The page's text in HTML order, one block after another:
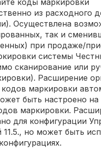
из расходного
Осуществлена
так и
при продаже/
системы
сканирование или
Расширение
кодов маркировки
быть настроено на
маркировки.
для конфигурации
11.5., но может быть